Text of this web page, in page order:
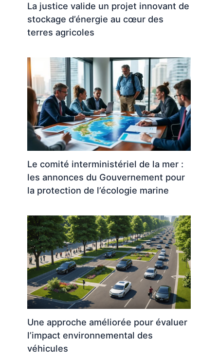
La justice valide un projet innovant de
stockage d’énergie au cœur des
terres agricoles
Le comité interministériel de la mer :
les annonces du Gouvernement pour
la protection de l’écologie marine
Une approche améliorée pour évaluer
l’impact environnemental des
véhicules